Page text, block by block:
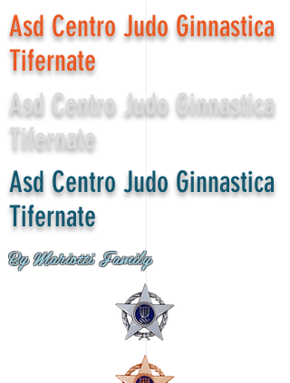
Asd Centro Judo Ginnastica
Tifernate
Asd Centro Judo Ginnastica
Tifernate
Asd Centro Judo Ginnastica
Tifernate
By Mariotti Family